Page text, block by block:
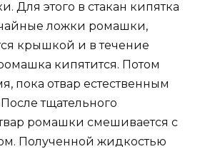
Для этого в стакан кипятка
ложки ромашки,
крышкой и в течение
кипятится. Потом
пока отвар естественным
тщательного
ромашки смешивается с
Полученной жидкостью